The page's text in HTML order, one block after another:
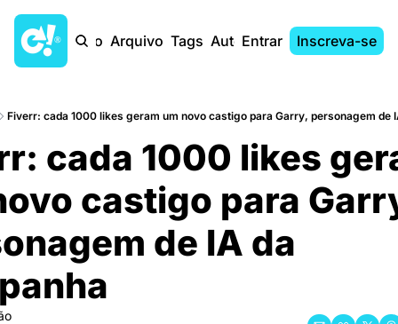
Início Arquivo Tags AutoresEntrar Inscreva-se
Fiverr: cada 1000 likes geram um novo castigo para Garry, personagem de
cada 1000 likes
castigo para
de IA da